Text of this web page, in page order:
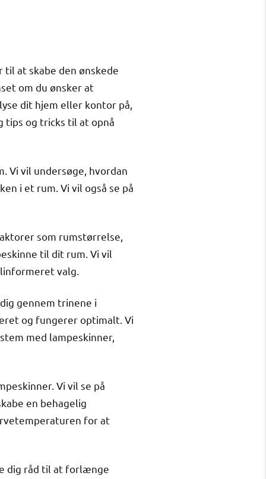
til at skabe den ønskede
om du ønsker at
dit hjem eller kontor på,
tips og tricks til at opnå
Vi vil undersøge, hvordan
i et rum. Vi vil også se på
som rumstørrelse,
til dit rum. Vi vil
valg.
gennem trinene i
og fungerer optimalt. Vi
med lampeskinner,
Vi vil se på
en behagelig
for at
dig råd til at forlænge